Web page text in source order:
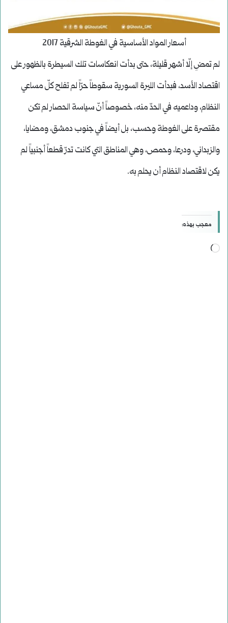
أسعار المواد الأساسية في الغوطة الشرقية 2017
لم تمضِ إلّا أشهر قليلة، حتى بدأت انعكاسات تلك السيطرة بالظهور على
اقتصاد الأسد، فبدأت الليرة السورية سقوطاً حرّاً لم تفلح كلّ مساعي
النظام، وداعميه في الحدّ منه، خصوصاً أنّ سياسة الحصار لم تكن
مقتصرة على الغوطة وحسب، بل أيضاً في جنوب دمشق، ومضايا،
والزبداني، ودرعا، وحمص، وهي المناطق التي كانت تدرّ قطعاً أجنبياً لم
يكن لاقتصاد النظام أن يحلم به.
معجب بهذه:
جاري